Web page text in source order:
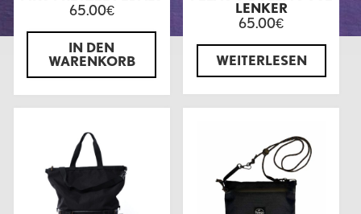
65.00€
IN DEN
WARENKORB
LENKER
65.00€
WEITERLESEN